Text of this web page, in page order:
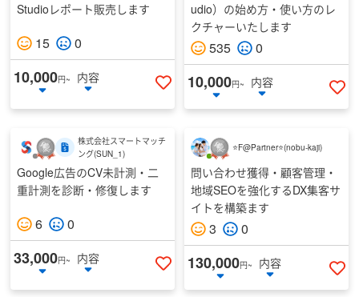
Studioレポート販売します
15 0
10,000円~
内容
いいねする
udio）の始め方・使い方のレ
クチャーいたします
535 0
10,000円~
内容
い
株式会社スマートマッチ
ング(SUN_1)
Google広告のCV未計測・二
重計測を診断・修復します
6 0
33,000円~
内容
いいねする
⭐F@Partner⭐(nobu-kaji)
問い合わせ獲得・顧客管理・
地域SEOを強化するDX集客サ
イトを構築ます
3 0
130,000円~
内容
い